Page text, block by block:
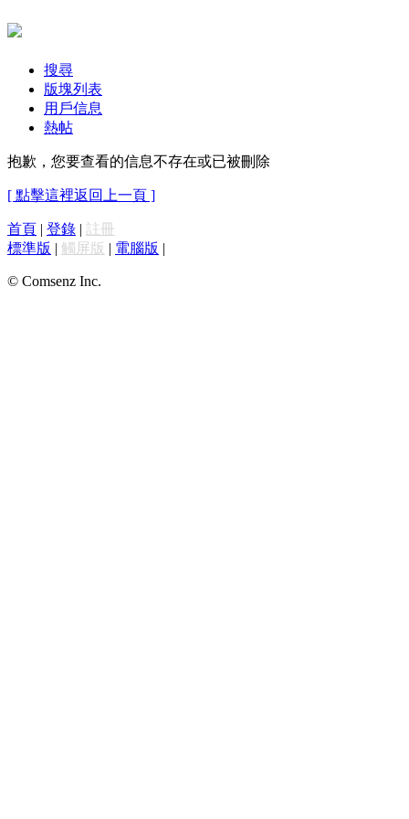
搜尋
版塊列表
用戶信息
熱帖
抱歉，您要查看的信息不存在或已被刪除
[ 點擊這裡返回上一頁 ]
首頁 | 登錄 | 註冊
標準版 | 觸屏版 | 電腦版 |
© Comsenz Inc.